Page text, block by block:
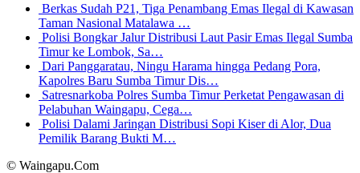
Berkas Sudah P21, Tiga Penambang Emas Ilegal di Kawasan
Taman Nasional Matalawa …
Polisi Bongkar Jalur Distribusi Laut Pasir Emas Ilegal Sumba
Timur ke Lombok, Sa…
Dari Panggaratau, Ningu Harama hingga Pedang Pora,
Kapolres Baru Sumba Timur Dis…
Satresnarkoba Polres Sumba Timur Perketat Pengawasan di
Pelabuhan Waingapu, Cega…
Polisi Dalami Jaringan Distribusi Sopi Kiser di Alor, Dua
Pemilik Barang Bukti M…
© Waingapu.Com